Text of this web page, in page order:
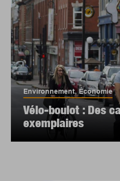
Environnement,Économie
Vélo-boulot : Des
exemplaires